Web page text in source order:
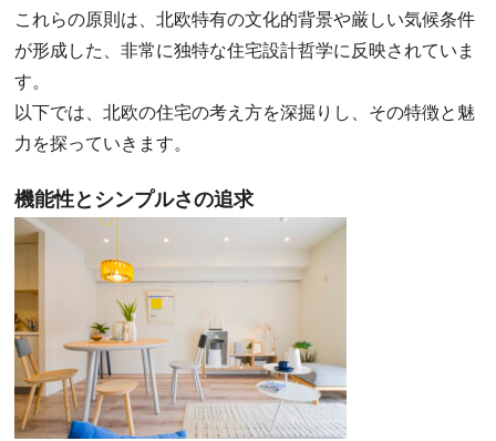
これらの原則は、北欧特有の文化的背景や厳しい気候条件
が形成した、非常に独特な住宅設計哲学に反映されていま
す。
以下では、北欧の住宅の考え方を深掘りし、その特徴と魅
力を探っていきます。
機能性とシンプルさの追求